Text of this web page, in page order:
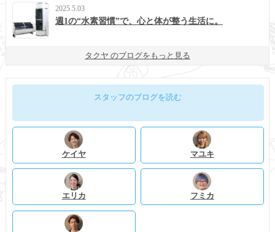
2025.5.03
週1の“水素習慣”で、心と体が整う生活に。
タクヤ のブログをもっと見る
スタッフのブログを読む
ケイヤ マユキ
エリカ フミカ